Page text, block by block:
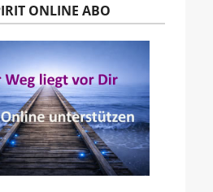
ONLINE ABO